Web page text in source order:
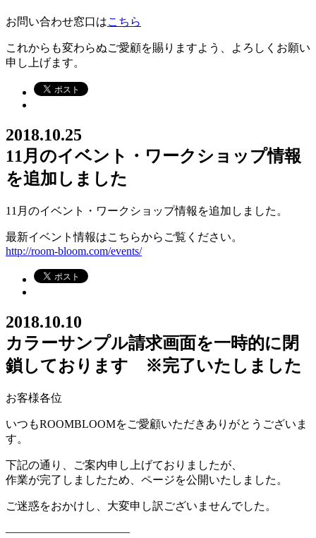
お問い合わせ窓口はこちら
これからも変わらぬご愛顧を賜りますよう、よろしくお願い
申し上げます。
2018.10.25
11月のイベント・ワークショップ情報
を追加しました
11月のイベント・ワークショップ情報を追加しました。
最新イベント情報はこちらからご覧ください。
http://room-bloom.com/events/
2018.10.10
カラーサンプル請求画面を一時的に閉
鎖しております ※完了いたしました
お客様各位
いつもROOMBLOOMをご愛顧いただきありがとうございま
す。
下記の通り、ご案内申し上げておりましたが、
作業が完了しましたため、ページを公開いたしました。
ご迷惑をおかけし、大変申し訳ございませんでした。
―――――――――――